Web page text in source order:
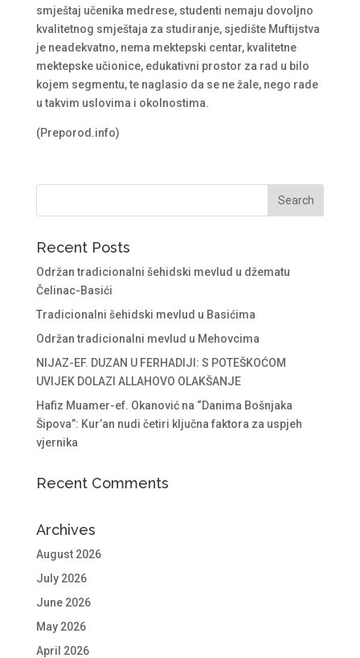
smještaj učenika medrese, studenti nemaju dovoljno
kvalitetnog smještaja za studiranje, sjedište Muftijstva
je neadekvatno, nema mektepski centar, kvalitetne
mektepske učionice, edukativni prostor za rad u bilo
kojem segmentu, te naglasio da se ne žale, nego rade
u takvim uslovima i okolnostima.
(Preporod.info)
Recent Posts
Održan tradicionalni šehidski mevlud u džematu
Čelinac-Basići
Tradicionalni šehidski mevlud u Basićima
Održan tradicionalni mevlud u Mehovcima
NIJAZ-EF. DUZAN U FERHADIJI: S POTEŠKOĆOM
UVIJEK DOLAZI ALLAHOVO OLAKŠANJE
Hafiz Muamer-ef. Okanović na “Danima Bošnjaka
Šipova”: Kur’an nudi četiri ključna faktora za uspjeh
vjernika
Recent Comments
Archives
August 2026
July 2026
June 2026
May 2026
April 2026